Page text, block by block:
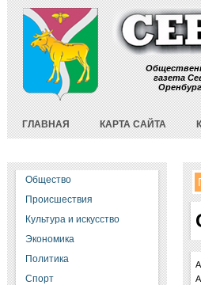
газета
ГЛАВНАЯ КАРТА САЙТА
Общество
Происшествия
Культура и искусство
Экономика
Политика
Спорт